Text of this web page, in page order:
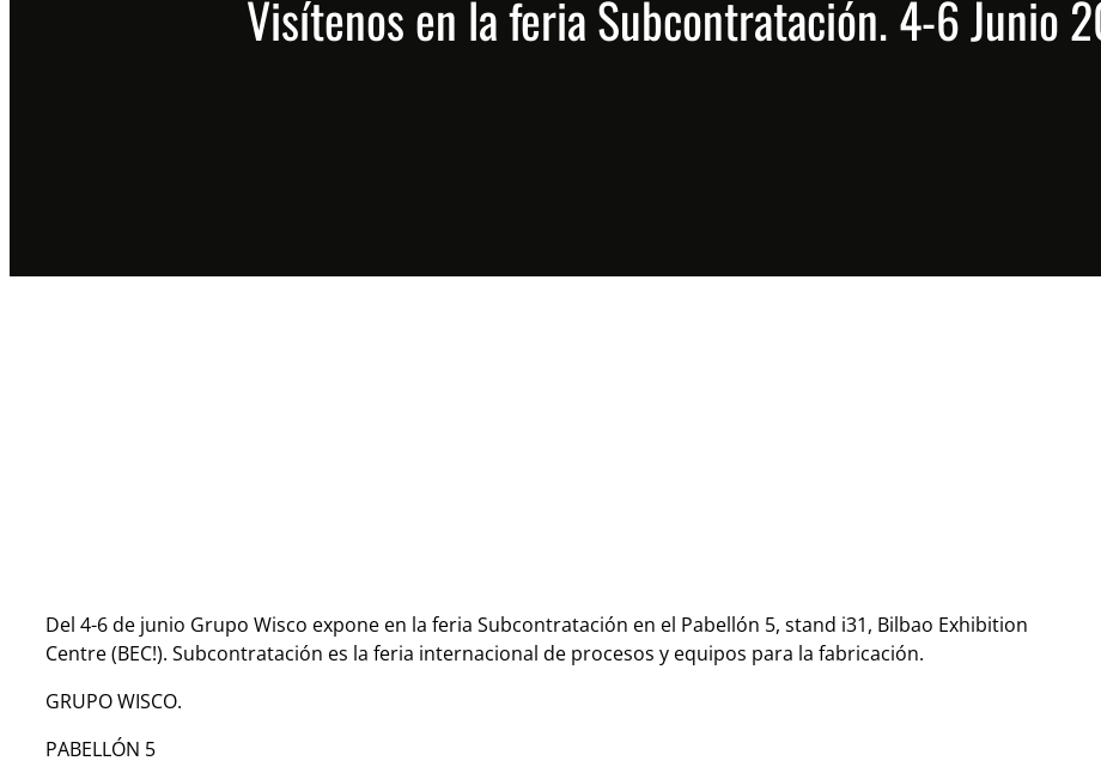
Visítenos en la feria Subcontratación. 4-6 Junio
Del 4-6 de junio Grupo Wisco expone en la feria Subcontratación en el Pabellón 5, stand i31, Bilbao Exhibition
Centre (BEC!). Subcontratación es la feria internacional de procesos y equipos para la fabricación.
GRUPO WISCO.
PABELLÓN 5